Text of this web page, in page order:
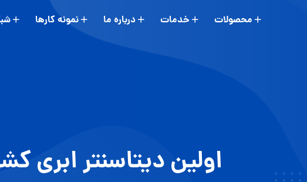
محصولات خدمات درباره ما نمونه کارها
اولین دیتاسنتر ابری